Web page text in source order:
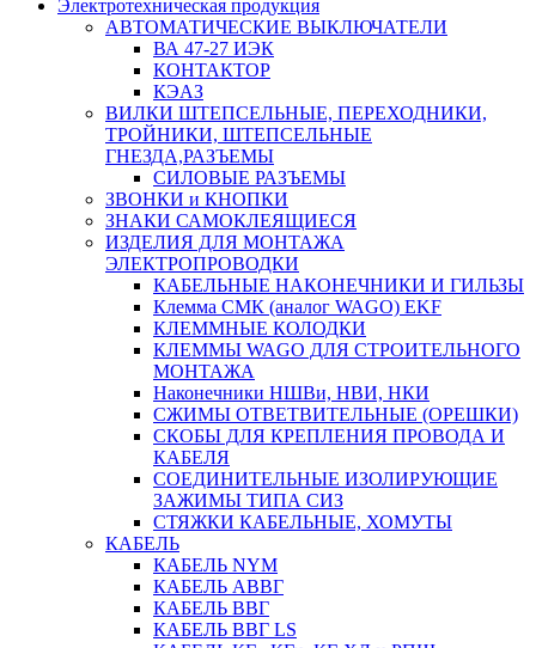
Электротехническая продукция
АВТОМАТИЧЕСКИЕ ВЫКЛЮЧАТЕЛИ
ВА 47-27 ИЭК
КОНТАКТОР
КЭАЗ
ВИЛКИ ШТЕПСЕЛЬНЫЕ, ПЕРЕХОДНИКИ,
ТРОЙНИКИ, ШТЕПСЕЛЬНЫЕ
ГНЕЗДА,РАЗЪЕМЫ
СИЛОВЫЕ РАЗЪЕМЫ
ЗВОНКИ и КНОПКИ
ЗНАКИ САМОКЛЕЯЩИЕСЯ
ИЗДЕЛИЯ ДЛЯ МОНТАЖА
ЭЛЕКТРОПРОВОДКИ
КАБЕЛЬНЫЕ НАКОНЕЧНИКИ И ГИЛЬЗЫ
Клемма СМК (аналог WAGO) EKF
КЛЕММНЫЕ КОЛОДКИ
КЛЕММЫ WAGO ДЛЯ СТРОИТЕЛЬНОГО
МОНТАЖА
Наконечники НШВи, НВИ, НКИ
СЖИМЫ ОТВЕТВИТЕЛЬНЫЕ (ОРЕШКИ)
СКОБЫ ДЛЯ КРЕПЛЕНИЯ ПРОВОДА И
КАБЕЛЯ
СОЕДИНИТЕЛЬНЫЕ ИЗОЛИРУЮЩИЕ
ЗАЖИМЫ ТИПА СИЗ
СТЯЖКИ КАБЕЛЬНЫЕ, ХОМУТЫ
КАБЕЛЬ
КАБЕЛЬ NYM
КАБЕЛЬ АВВГ
КАБЕЛЬ ВВГ
КАБЕЛЬ ВВГ LS